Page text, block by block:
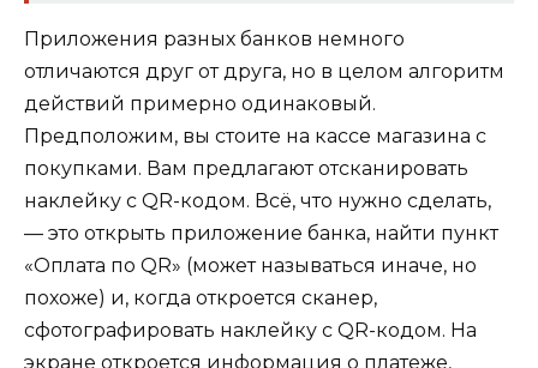
Приложения разных банков немного
отличаются друг от друга, но в целом алгоритм
действий примерно одинаковый.
Предположим, вы стоите на кассе магазина с
покупками. Вам предлагают отсканировать
наклейку с QR-кодом. Всё, что нужно сделать,
— это открыть приложение банка, найти пункт
«Оплата по QR» (может называться иначе, но
похоже) и, когда откроется сканер,
сфотографировать наклейку с QR-кодом. На
экране откроется информация о платеже,